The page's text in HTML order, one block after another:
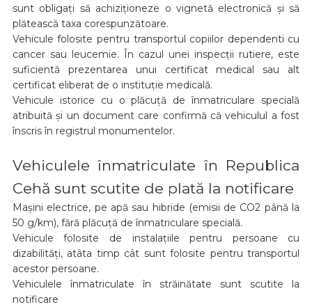
sunt obligați să achiziționeze o vignetă electronică și să
plătească taxa corespunzătoare.
Vehicule folosite pentru transportul copiilor dependenti cu
cancer sau leucemie. În cazul unei inspecții rutiere, este
suficientă prezentarea unui certificat medical sau alt
certificat eliberat de o instituție medicală.
Vehicule istorice cu o plăcuță de înmatriculare specială
atribuită și un document care confirmă că vehiculul a fost
înscris în registrul monumentelor.
Vehiculele înmatriculate în Republica
Cehă sunt scutite de plată la notificare
Mașini electrice, pe apă sau hibride (emisii de CO2 până la
50 g/km), fără plăcuță de înmatriculare specială.
Vehicule folosite de instalațiile pentru persoane cu
dizabilități, atâta timp cât sunt folosite pentru transportul
acestor persoane.
Vehiculele înmatriculate în străinătate sunt scutite la
notificare